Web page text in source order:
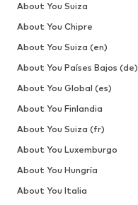
About You Suiza
About You Chipre
About You Suiza (en)
About You Países Bajos (de)
About You Global (es)
About You Finlandia
About You Suiza (fr)
About You Luxemburgo
About You Hungría
About You Italia